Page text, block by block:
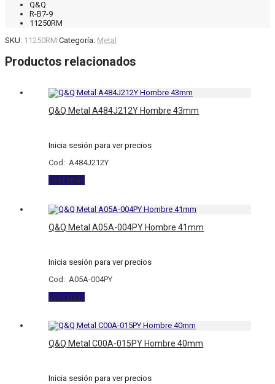
Q&Q
R-B7-9
11250RM
SKU: 11250RM Categoría: Metal
Productos relacionados
Q&Q Metal A484J212Y Hombre 43mm
Inicia sesión para ver precios
Cod: A484J212Y
Leer más
Q&Q Metal A05A-004PY Hombre 41mm
Inicia sesión para ver precios
Cod: A05A-004PY
Leer más
Q&Q Metal C00A-015PY Hombre 40mm
Inicia sesión para ver precios